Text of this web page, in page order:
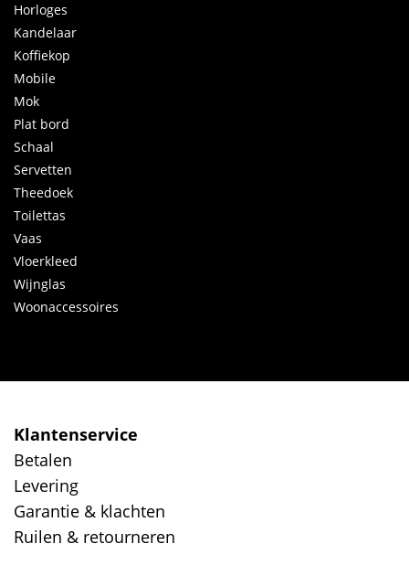
Horloges
Kandelaar
Koffiekop
Mobile
Mok
Plat bord
Schaal
Servetten
Theedoek
Toilettas
Vaas
Vloerkleed
Wijnglas
Woonaccessoires
Klantenservice
Betalen
Levering
Garantie & klachten
Ruilen & retourneren